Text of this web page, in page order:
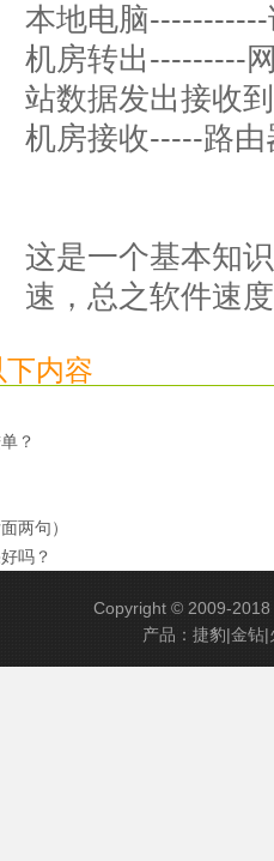
本地电脑
机房转出---------
站数据发出接收
机房接收-----路
这是一个基本知
速，总之软件速
内容
？
两句）
吗？
Copyright © 2009-
产品：捷豹|金钻